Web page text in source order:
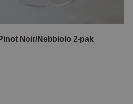
Noir/Nebbiolo 2-pak